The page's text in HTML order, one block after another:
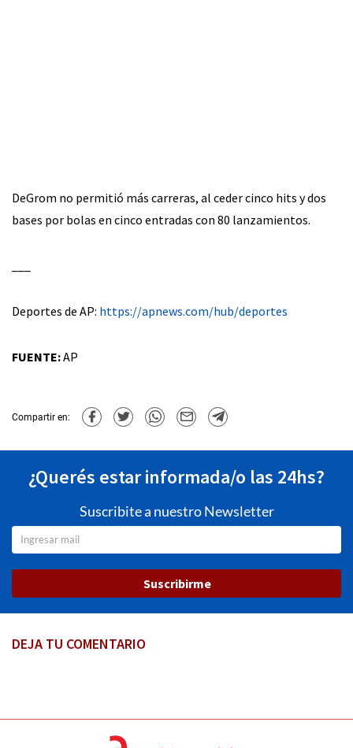
DeGrom no permitió más carreras, al ceder cinco hits y dos
bases por bolas en cinco entradas con 80 lanzamientos.
Deportes de AP: https://apnews.com/hub/deportes
FUENTE:AP
Compartir en:
¿Querés estar informada/o las 24hs?
Suscribite a nuestro Newsletter
Suscribirme
DEJA TU COMENTARIO